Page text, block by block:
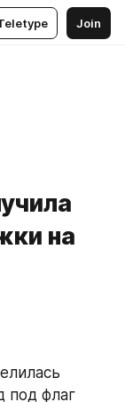
Join
на
под флаг